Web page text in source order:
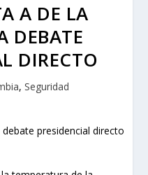
A DE LA
DEBATE
DIRECTO
, Seguridad